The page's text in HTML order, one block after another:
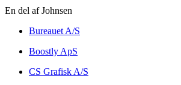
En del af Johnsen
Bureauet A/S
Boostly ApS
CS Grafisk A/S